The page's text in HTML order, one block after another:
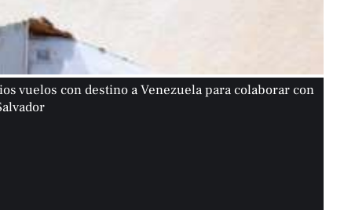
vuelos con destino a Venezuela para colaborar con